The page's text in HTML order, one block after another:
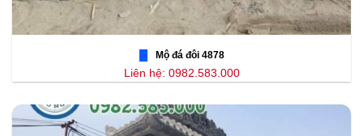
Mộ đá đôi 4878
Liên hệ: 0982.583.000